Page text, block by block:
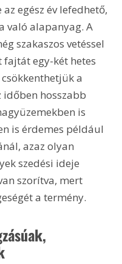
egész év lefedhető,
való alapanyag. A
szakaszos vetéssel
fajtát egy-két hetes
a
hosszabb
is
is érdemes például
azaz olyan
szedési ideje
szorítva, mert
a termény.